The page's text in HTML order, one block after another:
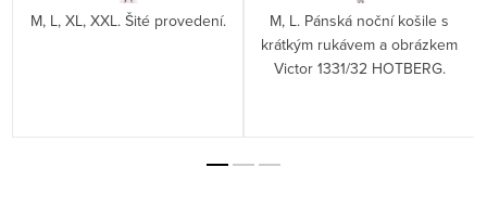
M, L, XL, XXL. Šité provedení.
M, L. Pánská noční košile s
krátkým rukávem a obrázkem
Victor 1331/32 HOTBERG.